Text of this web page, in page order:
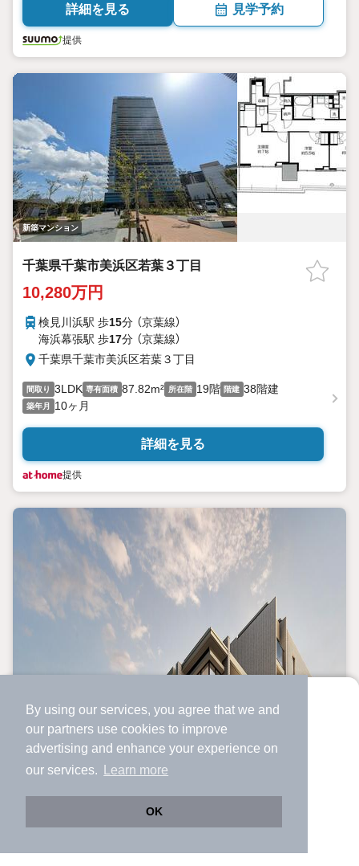
By using our services, you agree that we and
our partners use cookies to improve
advertising and enhance your experience on
our services.
Learn more
OK
より使いやすくなった
アプリで物件探ししませんか？
サクサク動く地図で物件検索
詳細を見る 見学予約
提供
新築マンション
千葉県千葉市美浜区若葉３丁目
10,280万円
検見川浜駅 歩15分 （京葉線）
海浜幕張駅 歩17分 （京葉線）
千葉県千葉市美浜区若葉３丁目
間取り 3LDK 専有面積 87.82m² 所在階 19階 階建 38階建
築年月 10ヶ月
詳細を見る
提供